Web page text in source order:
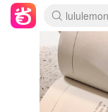
Sasa美
Cettire
WWS
viagogo
Myer超
The
David
AMIRO
Amazon
eToro入
Amazon
ICONIC
Moose
丝芙兰5
EUFY摄
Trip机票
YSL送5
Amazon
Amazon
雅漾大喷
过敏原
伊索独
科颜氏
丝塔芙
订阅
Cult
Harrods
LN-CC
d'Alba
EVE
Adore
CT圣诞日
Luxury
MOON
Tingo
CR洗护
修丽可4
Myer彩
GANNI
OGX洗
Amazon
卡诗8.5
Philips